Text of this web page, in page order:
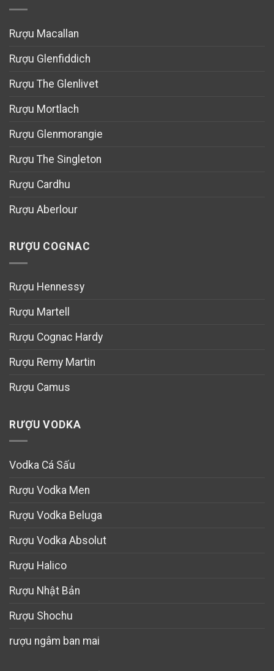
Rượu Macallan
Rượu Glenfiddich
Rượu The Glenlivet
Rượu Mortlach
Rượu Glenmorangie
Rượu The Singleton
Rượu Cardhu
Rượu Aberlour
RƯỢU COGNAC
Rượu Hennessy
Rượu Martell
Rượu Cognac Hardy
Rượu Remy Martin
Rượu Camus
RƯỢU VODKA
Vodka Cá Sấu
Rượu Vodka Men
Rượu Vodka Beluga
Rượu Vodka Absolut
Rượu Halico
Rượu Nhật Bản
Rượu Shochu
rượu ngâm ban mai